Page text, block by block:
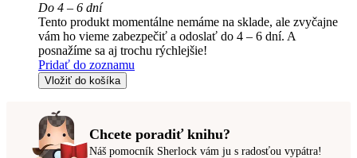
Do 4 – 6 dní
Tento produkt momentálne nemáme na sklade, ale zvyčajne
vám ho vieme zabezpečiť a odoslať do 4 – 6 dní. A
posnažíme sa aj trochu rýchlejšie!
Pridať do zoznamu
Vložiť do košíka
Chcete poradiť knihu?
Náš pomocník Sherlock vám ju s radosťou vypátra!